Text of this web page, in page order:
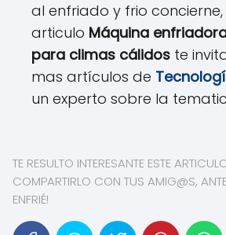
al enfriado y frio
articulo Máquina
para climas cálidos te
mas artículos de
un experto sobre la
TE RESULTO INTERESANTE ESTE
COMPARTIRLO CON TUS AMIG@S,
ENFRIÉ!